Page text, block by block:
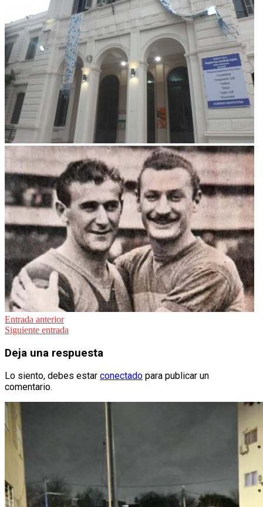
Navegación
de
entradas
Entrada anterior
Siguiente entrada
Deja una respuesta
Lo siento, debes estar conectado para publicar un
comentario.